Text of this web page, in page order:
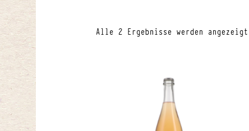
Alle 2 Ergebnisse werden angezeigt